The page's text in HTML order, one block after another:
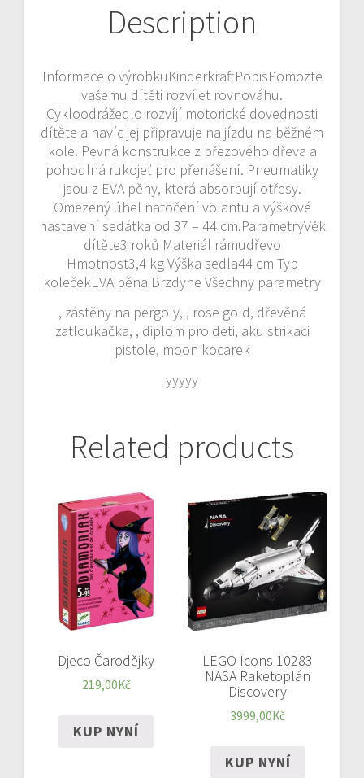
Description
Informace o výrobkuKinderkraftPopisPomozte
vašemu dítěti rozvíjet rovnováhu.
Cykloodrážedlo rozvíjí motorické dovednosti
dítěte a navíc jej připravuje na jízdu na běžném
kole. Pevná konstrukce z březového dřeva a
pohodlná rukojeť pro přenášení. Pneumatiky
jsou z EVA pěny, která absorbují otřesy.
Omezený úhel natočení volantu a výškové
nastavení sedátka od 37 – 44 cm.ParametryVěk
dítěte3 roků Materiál rámudřevo
Hmotnost3,4 kg Výška sedla44 cm Typ
kolečekEVA pěna Brzdyne Všechny parametry
, zástěny na pergoly, , rose gold, dřevěná
zatloukačka, , diplom pro deti, aku strikaci
pistole, moon kocarek
yyyyy
Related products
Djeco Čarodějky
219,00Kč
KUP NYNÍ
LEGO Icons 10283
NASA Raketoplán
Discovery
3999,00Kč
KUP NYNÍ